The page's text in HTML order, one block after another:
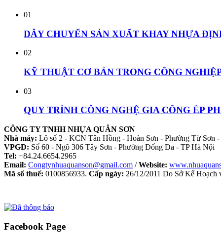
01
DÂY CHUYỂN SẢN XUẤT KHAY NHỰA
02
KỸ THUẬT CƠ BẢN TRONG CÔNG
03
QUY TRÌNH CÔNG NGHỆ GIA CÔNG ÉP
CÔNG TY TNHH NHỰA QUÂN SƠN
Nhà máy: Lô số 2 - KCN Tân Hồng - Hoàn Sơn - Phường Từ Sơn
VPGD: Số 60 - Ngõ 306 Tây Sơn - Phường Đống Đa - TP Hà Nội
Tel: +84.24.6654.2965
Email: Congtynhuaquanson@gmail.com /Website:
Mã số thuế: 0100856933. Cấp ngày: 26/12/2011 Do Sở Kế
Facebook Page